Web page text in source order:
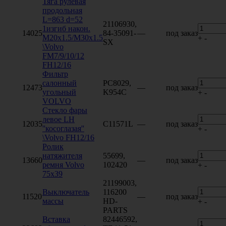
14025
продольная
L=863 d=52
1изгиб након.
M20x1.5/M30x1.5
\Volvo
FM7/9/10/12
FH12/16
21106930,
84-35091-
SX
— под заказ
+ -
12473
Фильтр
салонный
угольный
VOLVO
PC8029,
K954C
— под заказ
+ -
12035
Стекло фары
левое LH
''косоглазая''
\Volvo FH12/16
C11571L — под заказ
+ -
13660
Ролик
натяжителя
ремня Volvo
75x39
55699,
102420
— под заказ
+ -
11520
Выключатель
массы
21199003,
116200
HD-
PARTS
— под заказ
+ -
Вставка
82446592,